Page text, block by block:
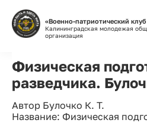
«Военно-патриотический
Калининградская молодежая
организация
Физическая
разведчика.
Автор Булочко К. Т.
Название: Физическая